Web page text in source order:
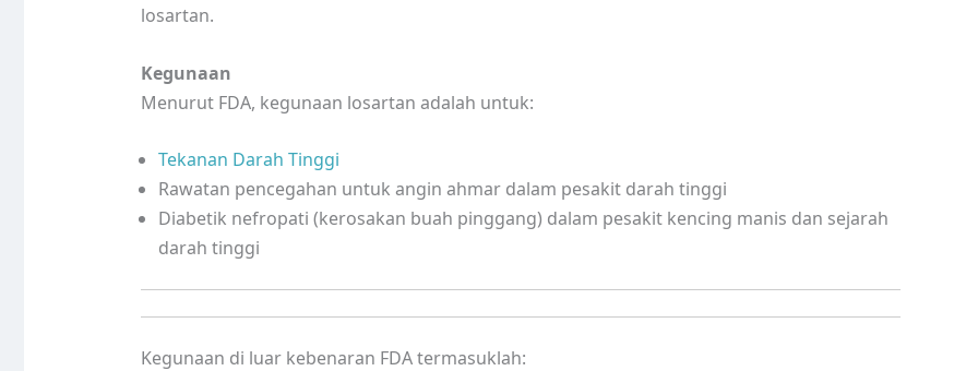
losartan.
Kegunaan
Menurut FDA, kegunaan losartan adalah untuk:
Tekanan Darah Tinggi
Rawatan pencegahan untuk angin ahmar dalam pesakit darah tinggi
Diabetik nefropati (kerosakan buah pinggang) dalam pesakit kencing manis dan sejarah
darah tinggi
Kegunaan di luar kebenaran FDA termasuklah: